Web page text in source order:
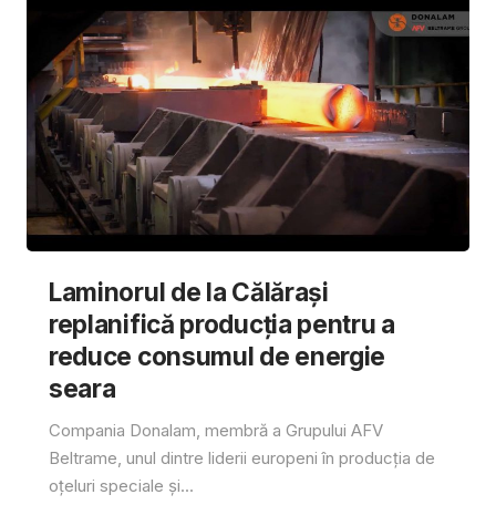
Laminorul de la Călărași
replanifică producția pentru a
reduce consumul de energie
seara
Compania Donalam, membră a Grupului AFV
Beltrame, unul dintre liderii europeni în producția de
oțeluri speciale și...